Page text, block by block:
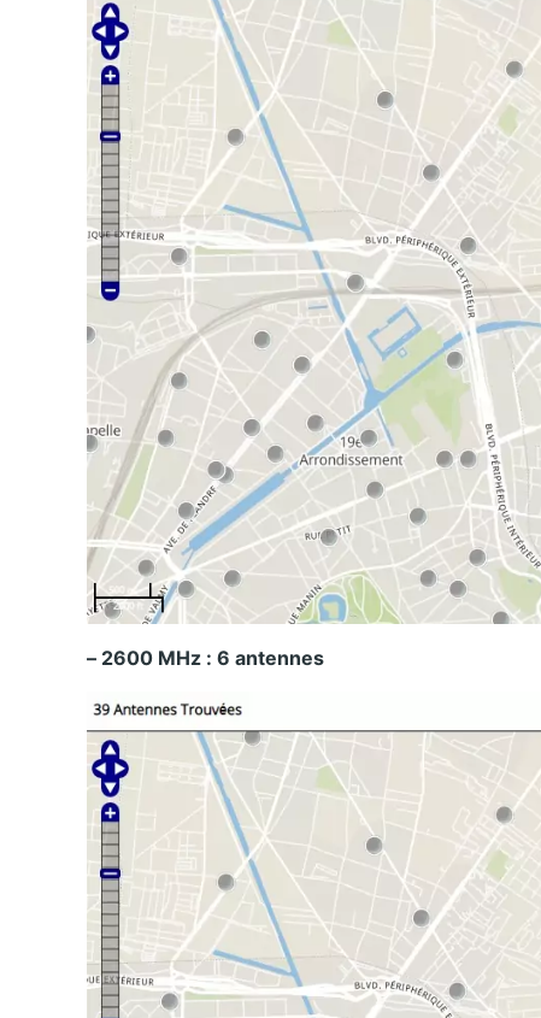
– 2600 MHz : 6 antennes